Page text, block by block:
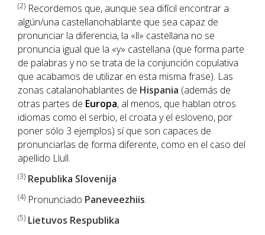
(2) Recordemos que, aunque sea difícil encontrar a
algún/una castellanohablante que sea capaz de
pronunciar la diferencia, la «ll» castellana no se
pronuncia igual que la «y» castellana (que forma parte
de palabras y no se trata de la conjunción copulativa
que acabamos de utilizar en esta misma frase). Las
zonas catalanohablantes de Hispania (además de
otras partes de Europa, al menos, que hablan otros
idiomas como el serbio, el croata y el esloveno, por
poner sólo 3 ejemplos) sí que son capaces de
pronunciarlas de forma diferente, como en el caso del
apellido Llull.
(3) Republika Slovenija
(4) Pronunciado Paneveezhiis.
(5) Lietuvos Respublika